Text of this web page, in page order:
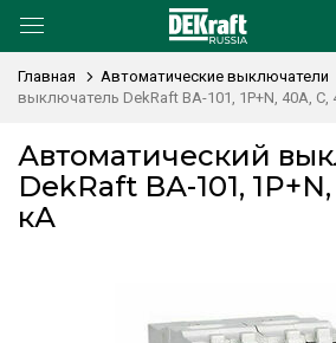
Главная Автоматические выключатели
выключатель DekRaft ВА-101, 1P+N, 40А, С,
Автоматический
DekRaft ВА-101,
кА